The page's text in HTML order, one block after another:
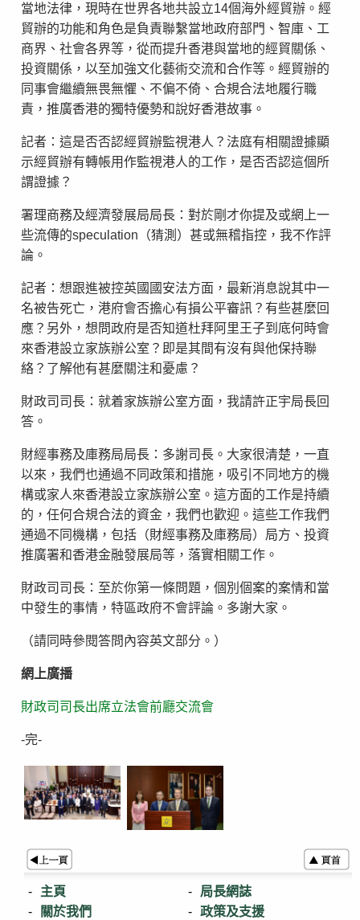
當地法律，現時在世界各地共設立14個海外經貿辦。經
貿辦的功能和角色是負責聯繫當地政府部門、智庫、工
商界、社會各界等，從而提升香港與當地的經貿關係、
投資關係，以至加強文化藝術交流和合作等。經貿辦的
同事會繼續無畏無懼、不偏不倚、合規合法地履行職
責，推廣香港的獨特優勢和說好香港故事。
記者：這是否否認經貿辦監視港人？法庭有相關證據顯
示經貿辦有轉帳用作監視港人的工作，是否否認這個所
謂證據？
署理商務及經濟發展局局長：對於剛才你提及或網上一
些流傳的speculation（猜測）甚或無稽指控，我不作評
論。
記者：想跟進被控英國國安法方面，最新消息說其中一
名被告死亡，港府會否擔心有損公平審訊？有些甚麼回
應？另外，想問政府是否知道杜拜阿里王子到底何時會
來香港設立家族辦公室？即是其間有沒有與他保持聯
絡？了解他有甚麼關注和憂慮？
財政司司長：就着家族辦公室方面，我請許正宇局長回
答。
財經事務及庫務局局長：多謝司長。大家很清楚，一直
以來，我們也通過不同政策和措施，吸引不同地方的機
構或家人來香港設立家族辦公室。這方面的工作是持續
的，任何合規合法的資金，我們也歡迎。這些工作我們
通過不同機構，包括（財經事務及庫務局）局方、投資
推廣署和香港金融發展局等，落實相關工作。
財政司司長：至於你第一條問題，個別個案的案情和當
中發生的事情，特區政府不會評論。多謝大家。
（請同時參閱答問內容英文部分。）
網上廣播
財政司司長出席立法會前廳交流會
-完-
主頁
關於我們
局長網誌
政策及支援